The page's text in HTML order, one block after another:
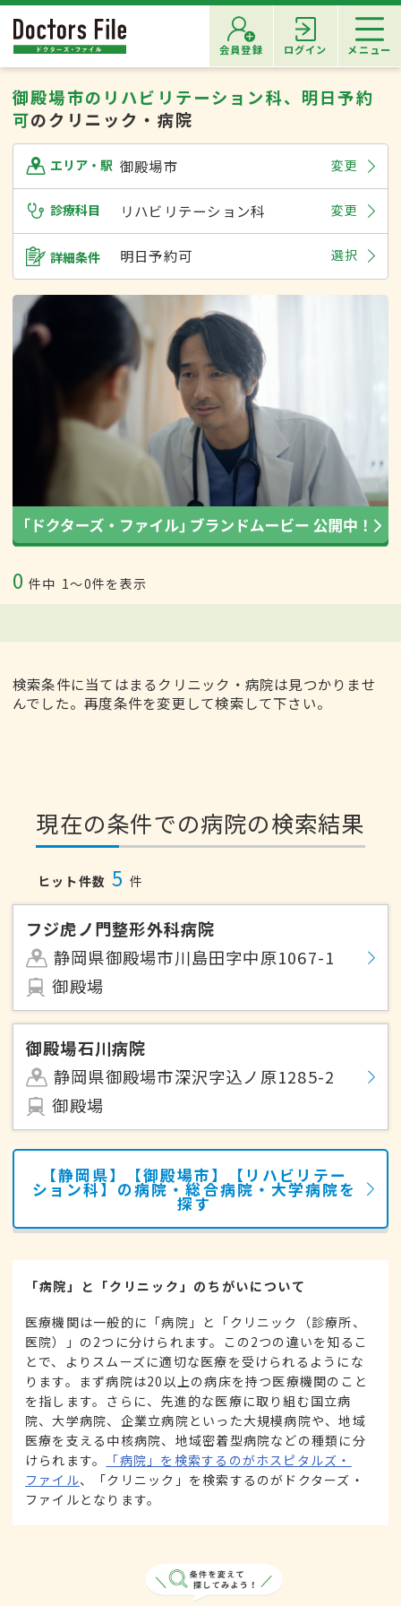
会員登録 ログイン メニュー
御殿場市のリハビリテーション科、明日予約
可のクリニック・病院
エリア・駅 御殿場市 変更
診療科目 リハビリテーション科 変更
詳細条件 明日予約可 選択
0 件中 1〜0件を表示
検索条件に当てはまるクリニック・病院は見つかりませ
んでした。再度条件を変更して検索して下さい。
現在の条件での病院の検索結果
ヒット件数 5 件
フジ虎ノ門整形外科病院
静岡県御殿場市川島田字中原1067-1
御殿場
御殿場石川病院
静岡県御殿場市深沢字込ノ原1285-2
御殿場
【静岡県】【御殿場市】【リハビリテー
ション科】の病院・総合病院・大学病院を
探す
「病院」と「クリニック」のちがいについて
医療機関は一般的に「病院」と「クリニック（診療所、
医院）」の2つに分けられます。この2つの違いを知るこ
とで、よりスムーズに適切な医療を受けられるようにな
ります。まず病院は20以上の病床を持つ医療機関のこと
を指します。さらに、先進的な医療に取り組む国立病
院、大学病院、企業立病院といった大規模病院や、地域
医療を支える中核病院、地域密着型病院などの種類に分
けられます。
「病院」を検索するのがホスピタルズ・
ファイル、「クリニック」を検索するのがドクターズ・
ファイルとなります。